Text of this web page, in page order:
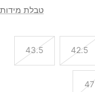
טבלת מידות
42.5
43.5
47